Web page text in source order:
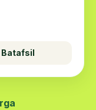
Batafsil